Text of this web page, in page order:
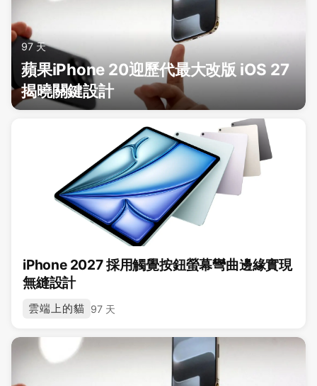
97 天
蘋果iPhone 20迎歷代最大改版 iOS 27
揭曉關鍵設計
iPhone 2027 採用觸覺按鈕螢幕彎曲邊緣實現
無縫設計
雲端上的貓 97 天